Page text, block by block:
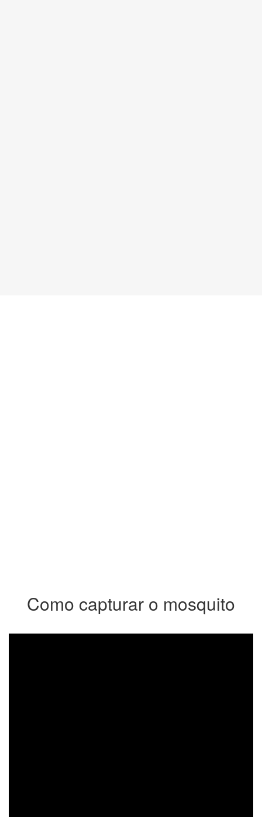
Como capturar o mosquito